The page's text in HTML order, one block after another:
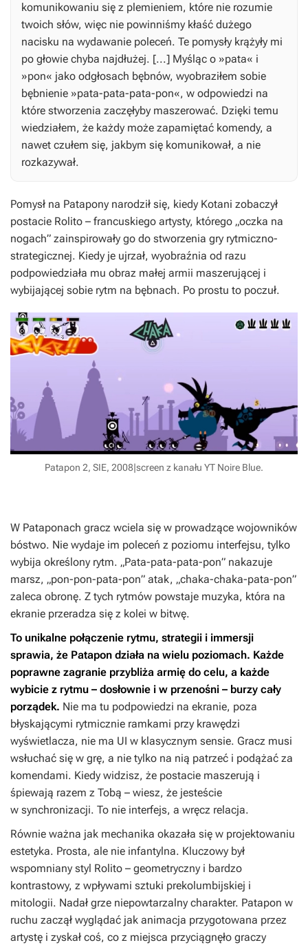
komunikowaniu się z plemieniem, które nie rozumie
twoich słów, więc nie powinniśmy kłaść dużego
nacisku na wydawanie poleceń. Te pomysły krążyły mi
po głowie chyba najdłużej. [...] Myśląc o »pata« i
»pon« jako odgłosach bębnów, wyobraziłem sobie
bębnienie »pata-pata-pata-pon«, w odpowiedzi na
które stworzenia zaczęłyby maszerować. Dzięki temu
wiedziałem, że każdy może zapamiętać komendy, a
nawet czułem się, jakbym się komunikował, a nie
rozkazywał.
Pomysł na Patapony narodził się, kiedy Kotani zobaczył
postacie Rolito – francuskiego artysty, którego „oczka na
nogach” zainspirowały go do stworzenia gry rytmiczno-
strategicznej. Kiedy je ujrzał, wyobraźnia od razu
podpowiedziała mu obraz małej armii maszerującej i
wybijającej sobie rytm na bębnach. Po prostu to poczuł.
Patapon 2, SIE, 2008|screen z kanału YT Noire Blue.
W Pataponach gracz wciela się w prowadzące wojowników
bóstwo. Nie wydaje im poleceń z poziomu interfejsu, tylko
wybija określony rytm. „Pata-pata-pata-pon” nakazuje
marsz, „pon-pon-pata-pon” atak, „chaka-chaka-pata-pon”
zaleca obronę. Z tych rytmów powstaje muzyka, która na
ekranie przeradza się z kolei w bitwę.
To unikalne połączenie rytmu, strategii i immersji
sprawia, że Patapon działa na wielu poziomach. Każde
poprawne zagranie przybliża armię do celu, a każde
wybicie z rytmu – dosłownie i w przenośni – burzy cały
porządek. Nie ma tu podpowiedzi na ekranie, poza
błyskającymi rytmicznie ramkami przy krawędzi
wyświetlacza, nie ma UI w klasycznym sensie. Gracz musi
wsłuchać się w grę, a nie tylko na nią patrzeć i podążać za
komendami. Kiedy widzisz, że postacie maszerują i
śpiewają razem z Tobą – wiesz, że jesteście
w synchronizacji. To nie interfejs, a wręcz relacja.
Równie ważna jak mechanika okazała się w projektowaniu
estetyka. Prosta, ale nie infantylna. Kluczowy był
wspomniany styl Rolito – geometryczny i bardzo
kontrastowy, z wpływami sztuki prekolumbijskiej i
mitologii. Nadał grze niepowtarzalny charakter. Patapon w
ruchu zaczął wyglądać jak animacja przygotowana przez
artystę i zyskał coś, co z miejsca przyciągnęło graczy